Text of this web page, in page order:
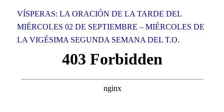
VÍSPERAS: LA ORACIÓN DE LA TARDE DEL
MIÉRCOLES 02 DE SEPTIEMBRE – MIÉRCOLES DE
LA VIGÉSIMA SEGUNDA SEMANA DEL T.O.